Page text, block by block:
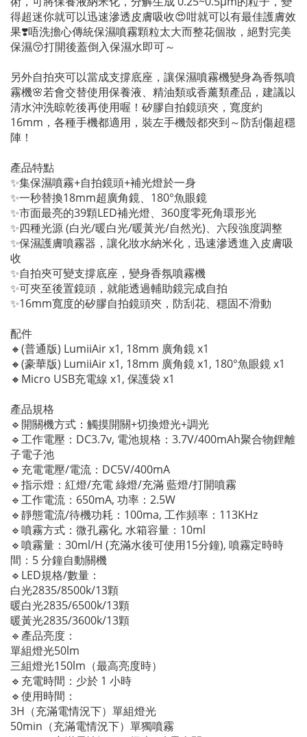
得超迷你就可以迅速滲透皮膚吸收😍咁就可以有最佳護膚效
果❣️唔洗擔心傳統保濕噴霧顆粒太大而整花個妝，絕對完美
保濕😚打開後蓋倒入保濕水即可～
另外自拍夾可以當成支撐底座，讓保濕噴霧機變身為香氛噴
霧機🌸若會交替使用保養液、精油類或香薰類產品，建議以
清水沖洗晾乾後再使用喔！矽膠自拍鏡頭夾，寬度約
16mm，各種手機都適用，裝左手機殼都夾到～防刮傷超穩
陣！
產品特點
✨集保濕噴霧+自拍鏡頭+補光燈於一身
✨一秒替換18mm超廣角鏡、180°魚眼鏡
✨市面最亮的39顆LED補光燈、360度零死角環形光
✨四種光源 (白光/暖白光/暖黃光/自然光)、六段強度調整
✨保濕護膚噴霧器，讓化妝水納米化，迅速滲透進入皮膚吸
收
✨自拍夾可變支撐底座，變身香氛噴霧機
✨可夾至後置鏡頭，就能透過輔助鏡完成自拍
✨16mm寬度的矽膠自拍鏡頭夾，防刮花、穩固不滑動
配件
🔸(普通版) LumiiAir x1, 18mm 廣角鏡 x1
🔸(豪華版) LumiiAir x1, 18mm 廣角鏡 x1, 180°魚眼鏡 x1
🔸Micro USB充電線 x1, 保護袋 x1
產品規格
🔹開關機方式：觸摸開關+切換燈光+調光
🔹工作電壓：DC3.7v, 電池規格：3.7V/400mAh聚合物鋰離
子電子池
🔹充電電壓/電流：DC5V/400mA
🔹指示燈：紅燈/充電 綠燈/充滿 藍燈/打開噴霧
🔹工作電流：650mA, 功率：2.5W
🔹靜態電流/待機功耗：100ma, 工作頻率：113KHz
🔹噴霧方式：微孔霧化, 水箱容量：10ml
🔹噴霧量：30ml/H (充滿水後可使用15分鐘), 噴霧定時時
間：5 分鐘自動關機
🔹LED規格/數量：
白光2835/8500k/13顆
暖白光2835/6500k/13顆
暖黃光2835/3600k/13顆
🔹產品亮度：
單組燈光50lm
三組燈光150lm（最高亮度時）
🔹充電時間：少於 1 小時
🔹使用時間：
3H（充滿電情況下）單組燈光
50min（充滿電情況下）單獨噴霧